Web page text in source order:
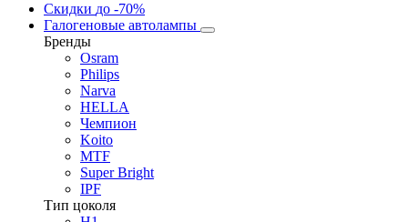
Скидки до -70%
Галогеновые автолампы
Бренды
Osram
Philips
Narva
HELLA
Чемпион
Koito
MTF
Super Bright
IPF
Тип цоколя